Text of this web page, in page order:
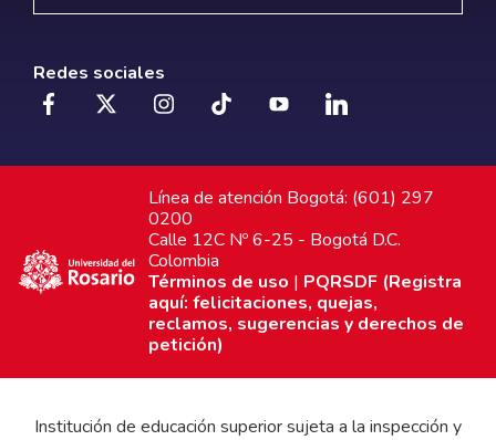
Redes sociales
Línea de atención Bogotá: (601) 297
0200
Calle 12C Nº 6-25 - Bogotá D.C.
Colombia
Términos de uso | PQRSDF (Registra
aquí: felicitaciones, quejas,
reclamos, sugerencias y derechos de
petición)
Institución de educación superior sujeta a la inspección y